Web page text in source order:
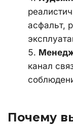
асфальт,
канал
Почему